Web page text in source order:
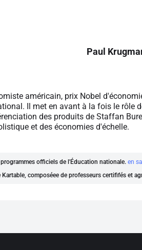
Paul
américain, prix Nobel
Il met en avant à la fois le rôle
des produits de Staffan
et des économies d'échelle.
officiels de l'Éducation nationale. en
composéee de professeurs certififés et